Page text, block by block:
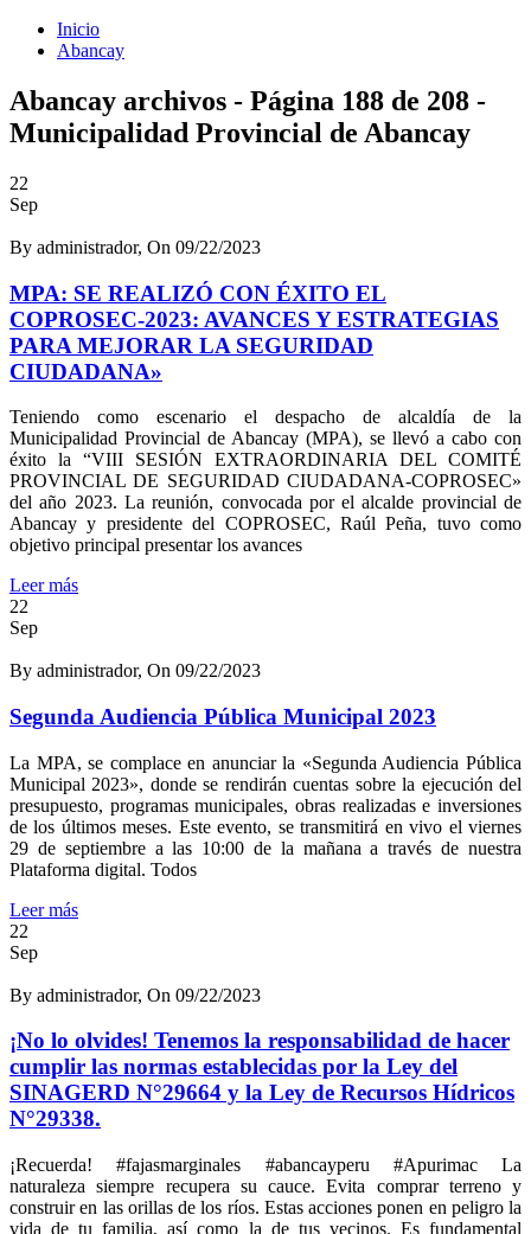
Inicio
Abancay
Abancay archivos - Página 188 de 208 -
Municipalidad Provincial de Abancay
22
Sep
By administrador, On 09/22/2023
MPA: SE REALIZÓ CON ÉXITO EL
COPROSEC-2023: AVANCES Y ESTRATEGIAS
PARA MEJORAR LA SEGURIDAD
CIUDADANA»
Teniendo como escenario el despacho de alcaldía de la
Municipalidad Provincial de Abancay (MPA), se llevó a cabo con
éxito la “VIII SESIÓN EXTRAORDINARIA DEL COMITÉ
PROVINCIAL DE SEGURIDAD CIUDADANA-COPROSEC»
del año 2023. La reunión, convocada por el alcalde provincial de
Abancay y presidente del COPROSEC, Raúl Peña, tuvo como
objetivo principal presentar los avances
Leer más
22
Sep
By administrador, On 09/22/2023
Segunda Audiencia Pública Municipal 2023
La MPA, se complace en anunciar la «Segunda Audiencia Pública
Municipal 2023», donde se rendirán cuentas sobre la ejecución del
presupuesto, programas municipales, obras realizadas e inversiones
de los últimos meses. Este evento, se transmitirá en vivo el viernes
29 de septiembre a las 10:00 de la mañana a través de nuestra
Plataforma digital. Todos
Leer más
22
Sep
By administrador, On 09/22/2023
¡No lo olvides! Tenemos la responsabilidad de hacer
cumplir las normas establecidas por la Ley del
SINAGERD N°29664 y la Ley de Recursos Hídricos
N°29338.
¡Recuerda! #fajasmarginales #abancayperu #Apurimac La
naturaleza siempre recupera su cauce. Evita comprar terreno y
construir en las orillas de los ríos. Estas acciones ponen en peligro la
vida de tu familia, así como la de tus vecinos. Es fundamental